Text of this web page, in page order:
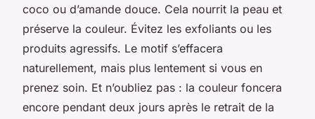
coco ou d’amande douce. Cela nourrit la peau et
préserve la couleur. Évitez les exfoliants ou les
produits agressifs. Le motif s’effacera
naturellement, mais plus lentement si vous en
prenez soin. Et n’oubliez pas : la couleur foncera
encore pendant deux jours après le retrait de la